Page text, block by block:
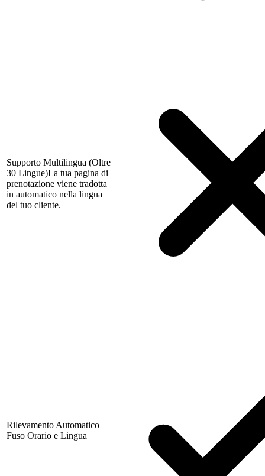
Supporto Multilingua (Oltre
30 Lingue)La tua pagina di
prenotazione viene tradotta
in automatico nella lingua
del tuo cliente.
Rilevamento Automatico
Fuso Orario e Lingua